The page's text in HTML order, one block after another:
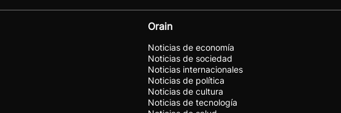
Orain
Noticias de economía
Noticias de sociedad
Noticias internacionales
Noticias de política
Noticias de cultura
Noticias de tecnología